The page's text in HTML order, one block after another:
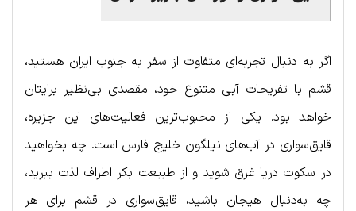
اگر به دنبال تجربه‌ای متفاوت از سفر به جنوب ایران هستید،
قشم با تفریحات آبی متنوع خود، مقصدی بی‌نظیر برایتان
خواهد بود. یکی از محبوب‌ترین فعالیت‌های این جزیره،
قایق‌سواری در آب‌های نیلگون خلیج فارس است. چه بخواهید
در سکوت دریا غرق شوید و از طبیعت بکر اطراف لذت ببرید،
چه به‌دنبال هیجان باشید، قایق‌سواری در قشم برای هر